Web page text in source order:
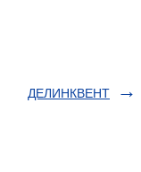
ДЕЛИНКВЕНТ